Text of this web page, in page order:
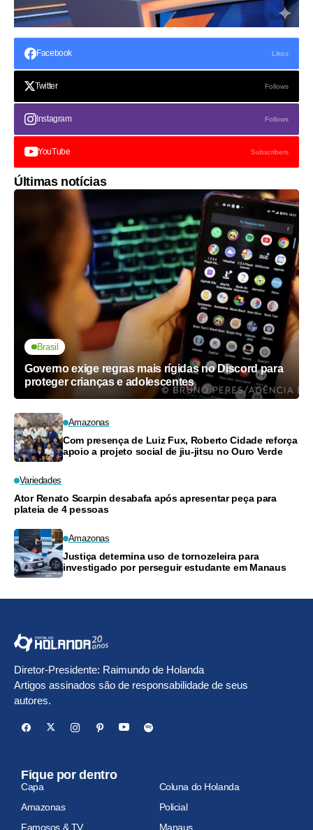
Facebook Likes
Twitter Follows
Instagram Follows
YouTube Subscribers
Últimas notícias
Brasil
Governo exige regras mais rígidas no Discord para
proteger crianças e adolescentes
Amazonas
Com presença de Luiz Fux, Roberto Cidade reforça
apoio a projeto social de jiu-jitsu no Ouro Verde
Variedades
Ator Renato Scarpin desabafa após apresentar peça para
plateia de 4 pessoas
Amazonas
Justiça determina uso de tornozeleira para
investigado por perseguir estudante em Manaus
Diretor-Presidente: Raimundo de Holanda
Artigos assinados são de responsabilidade de seus
autores.
Fique por dentro
Capa
Coluna do Holanda
Amazonas
Policial
Famosos & TV
Manaus